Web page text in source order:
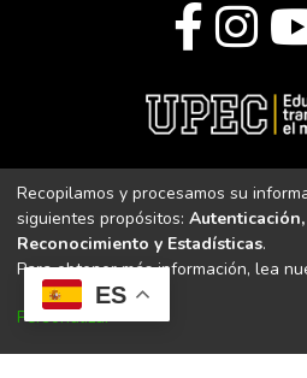
ES
Universidad Politécnica
Universidad Politécnica Estatal
CACES Resolución N°.
Recopilamos y procesamos su
siguientes propósitos:
Reconocimiento y Estadísticas.
Para obtener más información, lea
Personalizar